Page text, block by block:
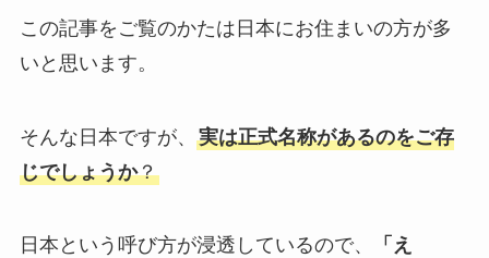
この記事をご覧のかたは日本にお住まいの方が多
いと思います。
そんな日本ですが、 実は正式名称があるのをご存
じでしょうか？
日本という呼び方が浸透しているので、
「え